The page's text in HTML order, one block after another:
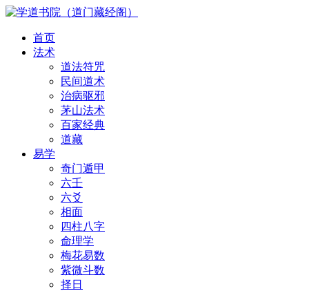
首页
法术
道法符咒
民间道术
治病驱邪
茅山法术
百家经典
道藏
易学
奇门遁甲
六壬
六爻
相面
四柱八字
命理学
梅花易数
紫微斗数
择日